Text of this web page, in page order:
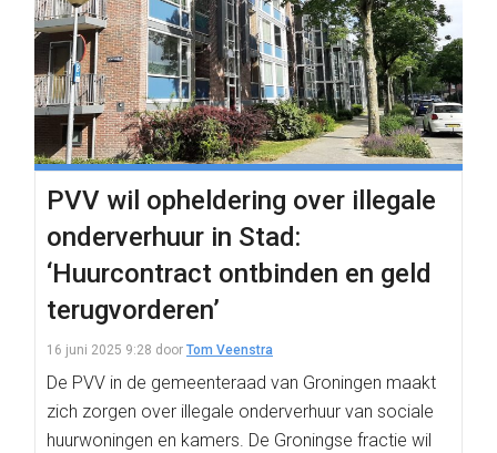
PVV wil opheldering over illegale
onderverhuur in Stad:
‘Huurcontract ontbinden en geld
terugvorderen’
16 juni 2025 9:28 door Tom Veenstra
De PVV in de gemeenteraad van Groningen maakt
zich zorgen over illegale onderverhuur van sociale
huurwoningen en kamers. De Groningse fractie wil